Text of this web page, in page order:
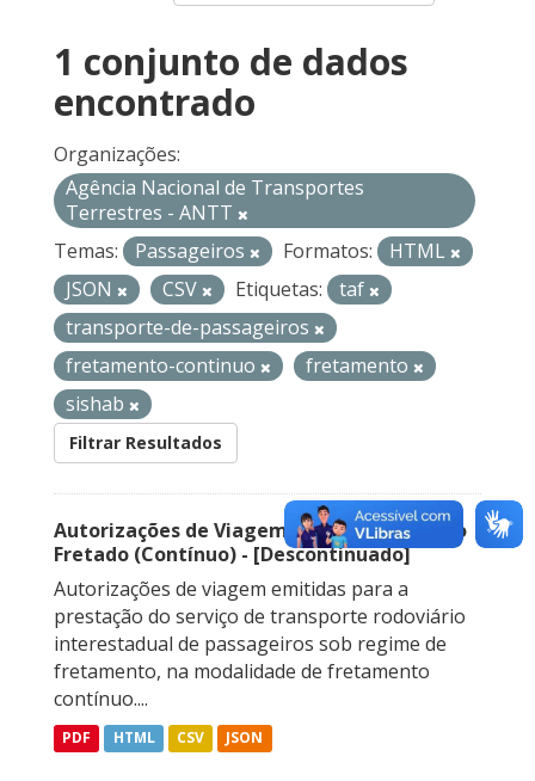
1 conjunto de dados
encontrado
Organizações:
Agência Nacional de Transportes
Terrestres - ANTT
Temas:
Passageiros Formatos:
HTML
JSON
CSV Etiquetas:
taf
transporte-de-passageiros
fretamento-continuo
fretamento
sishab
Filtrar Resultados
Autorizações de Viagem Nacional – Serviço
Fretado (Contínuo) - [Descontinuado]
Autorizações de viagem emitidas para a
prestação do serviço de transporte rodoviário
interestadual de passageiros sob regime de
fretamento, na modalidade de fretamento
contínuo....
PDF HTML CSV JSON